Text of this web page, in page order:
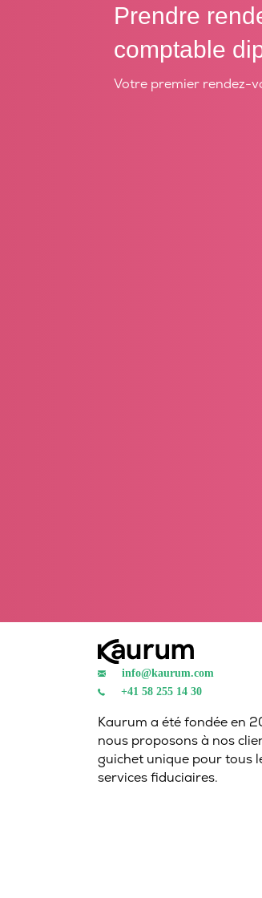
Prendre
comptable
Votre premier rendez-
info@kaurum.com
+41 58 255 14 30
Kaurum a été fondée en
nous proposons à nos
guichet unique pour tous
services fiduciaires.